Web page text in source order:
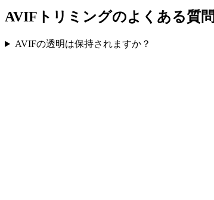
AVIFトリミングのよくある質問
AVIFの透明は保持されますか？